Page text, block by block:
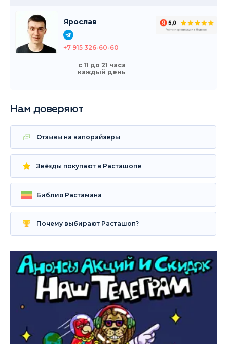
Ярослав
+7 915 326-60-60
с 11 до 21 часа
каждый день
Нам доверяют
Отзывы на вапорайзеры
Звёзды покупают в Расташопе
Библия Растамана
Почему выбирают Расташоп?